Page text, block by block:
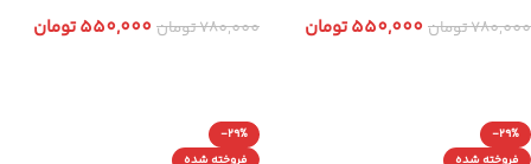
780,000تومان 550,000تومان 780,000تومان 550,000تومان
-29%
-29%